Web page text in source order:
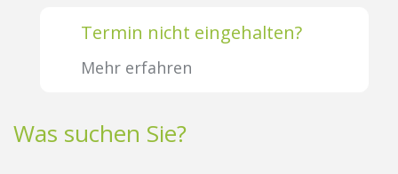
Termin nicht eingehalten?
Mehr erfahren
Was suchen Sie?